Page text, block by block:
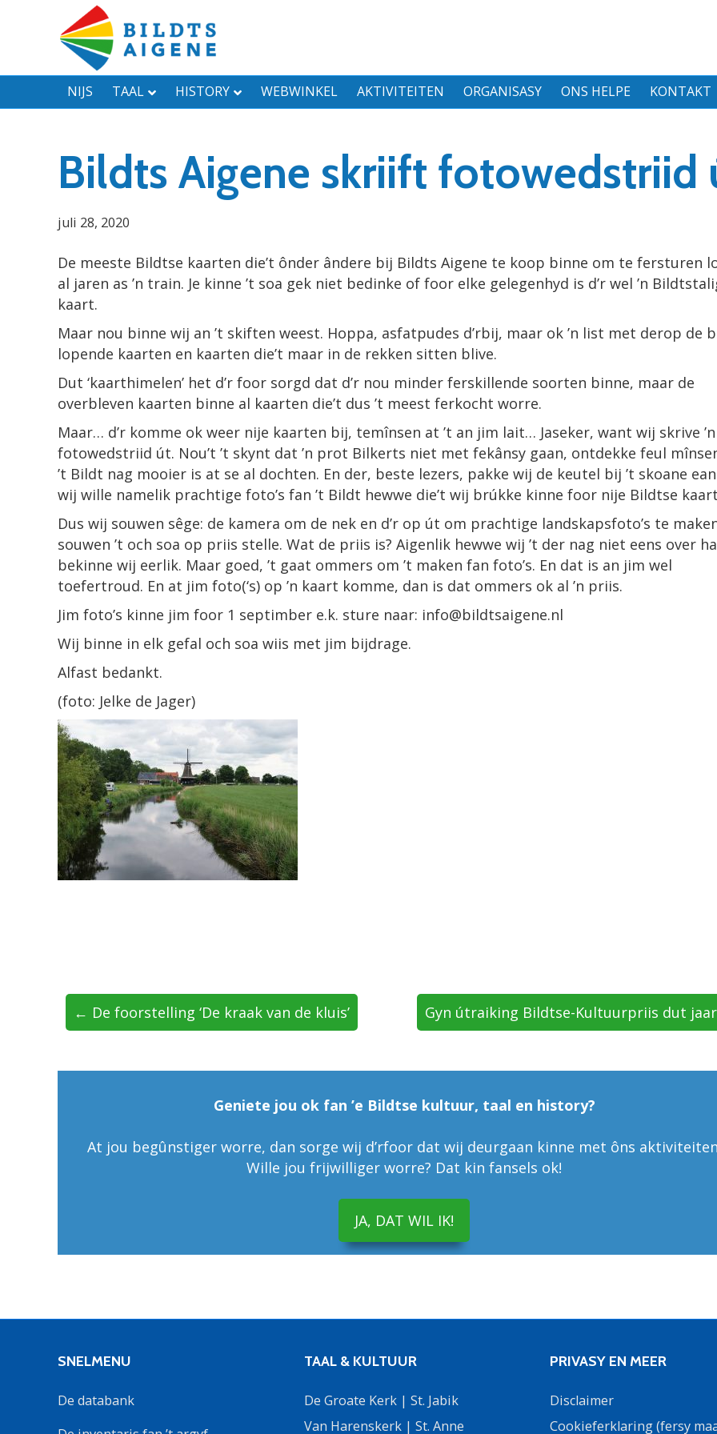
NIJS TAAL HISTORY WEBWINKEL AKTIVITEITEN ORGANISASY ONS HELPE KONTAKT
Bildts Aigene skriift fotowedstriid
juli 28, 2020
De meeste Bildtse kaarten die’t ônder ândere bij Bildts Aigene te koop binne om te fersturen
al jaren as ’n train. Je kinne ’t soa gek niet bedinke of foor elke gelegenhyd is d’r wel ’n
kaart.
Maar nou binne wij an ’t skiften weest. Hoppa, asfatpudes d’rbij, maar ok ’n list met derop de
lopende kaarten en kaarten die’t maar in de rekken sitten blive.
Dut ‘kaarthimelen’ het d’r foor sorgd dat d’r nou minder ferskillende soorten binne, maar de
overbleven kaarten binne al kaarten die’t dus ’t meest ferkocht worre.
Maar… d’r komme ok weer nije kaarten bij, temînsen at ’t an jim lait… Jaseker, want wij skrive ’n
fotowedstriid út. Nou’t ’t skynt dat ’n prot Bilkerts niet met fekânsy gaan, ontdekke feul
’t Bildt nag mooier is at se al dochten. En der, beste lezers, pakke wij de keutel bij ’t skoane
wij wille namelik prachtige foto’s fan ’t Bildt hewwe die’t wij brúkke kinne foor nije Bildtse
Dus wij souwen sêge: de kamera om de nek en d’r op út om prachtige landskapsfoto’s te
souwen ’t och soa op priis stelle. Wat de priis is? Aigenlik hewwe wij ’t der nag niet eens over
bekinne wij eerlik. Maar goed, ’t gaat ommers om ’t maken fan foto’s. En dat is an jim wel
toefertroud. En at jim foto(‘s) op ’n kaart komme, dan is dat ommers ok al ’n priis.
Jim foto’s kinne jim foor 1 septimber e.k. sture naar: info@bildtsaigene.nl
Wij binne in elk gefal och soa wiis met jim bijdrage.
Alfast bedankt.
(foto: Jelke de Jager)
← De foorstelling ‘De kraak van de kluis’ Gyn útraiking Bildtse-Kultuurpriis dut
Geniete jou ok fan ’e Bildtse kultuur, taal en history?
At jou begûnstiger worre, dan sorge wij d’rfoor dat wij deurgaan kinne met ôns
Wille jou frijwilliger worre? Dat kin fansels ok!
JA, DAT WIL IK!
SNELMENU
De databank
TAAL & KULTUUR
De Groate Kerk | St. Jabik
Van Harenskerk | St. Anne
PRIVASY EN MEER
Disclaimer
Cookieferklaring (fersy